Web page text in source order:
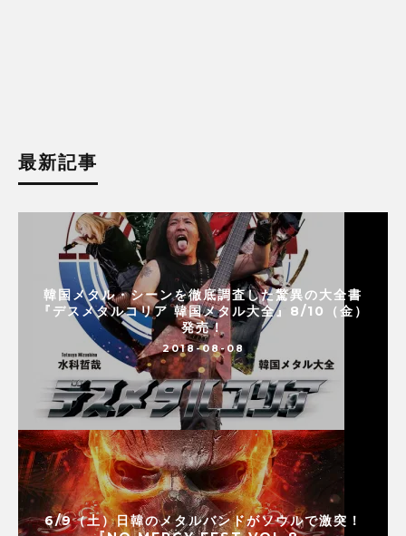
最新記事
韓国メタル・シーンを徹底調査した驚異の大全書
『デスメタルコリア 韓国メタル大全』8/10（金）
発売！
2018-08-08
6/9（土）日韓のメタルバンドがソウルで激突！